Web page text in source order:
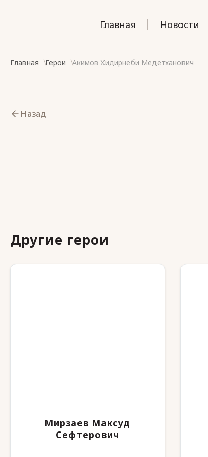
Главная Новости
Главная Герои Акимов Хидирнеби Медетханович
Назад
Другие герои
Мирзаев Максуд
Сефтерович